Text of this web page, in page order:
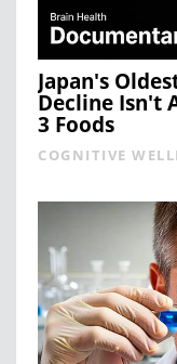
Japan's
Decline Isn't
3 Foods
COGNITIVE